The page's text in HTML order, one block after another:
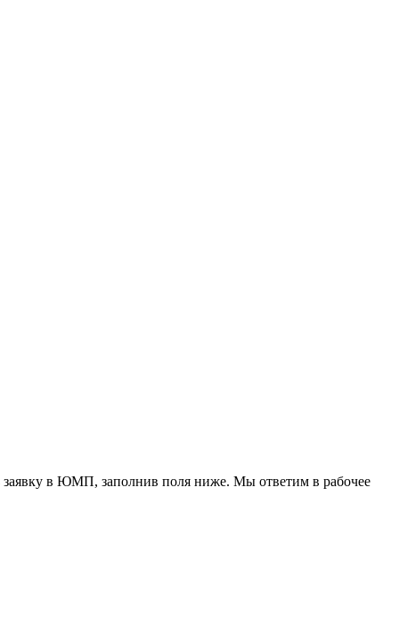
в ЮМП, заполнив поля ниже. Mы ответим в рабочее